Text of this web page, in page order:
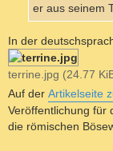
er aus seinem
In der
terrine.jpg (24.77
Auf der Artikelseite
Veröffentlichung für
die römischen